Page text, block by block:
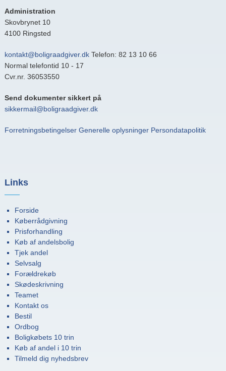
Administration
Skovbrynet 10
4100 Ringsted
kontakt@boligraadgiver.dk Telefon: 82 13 10 66
Normal telefontid 10 - 17
Cvr.nr. 36053550
Send dokumenter sikkert på
sikkermail@boligraadgiver.dk
Forretningsbetingelser Generelle oplysninger Persondatapolitik
Links
Forside
Køberrådgivning
Prisforhandling
Køb af andelsbolig
Tjek andel
Selvsalg
Forældrekøb
Skødeskrivning
Teamet
Kontakt os
Bestil
Ordbog
Boligkøbets 10 trin
Køb af andel i 10 trin
Tilmeld dig nyhedsbrev